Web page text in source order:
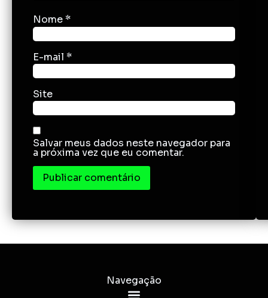
Nome*
E-mail *
Site
Salvar meus dados neste navegador para
a próxima vez que eu comentar.
Navegação